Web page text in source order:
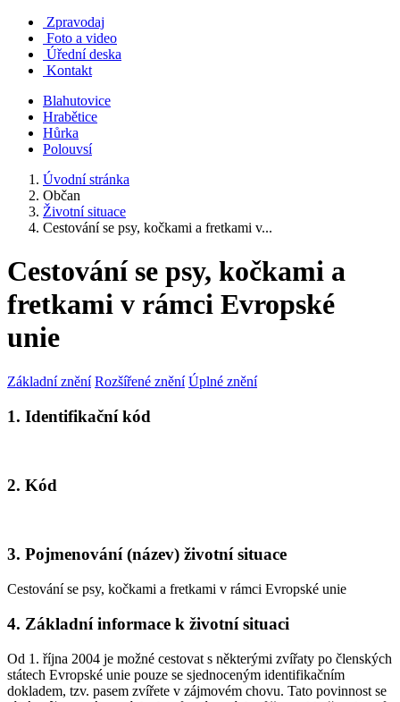
Zpravodaj
Foto a video
Úřední deska
Kontakt
Blahutovice
Hrabětice
Hůrka
Polouvsí
Úvodní stránka
Občan
Životní situace
Cestování se psy, kočkami a fretkami v...
Cestování se psy, kočkami a
fretkami v rámci Evropské
unie
Základní znění Rozšířené znění Úplné znění
1. Identifikační kód
2. Kód
3. Pojmenování (název) životní situace
Cestování se psy, kočkami a fretkami v rámci Evropské unie
4. Základní informace k životní situaci
Od 1. října 2004 je možné cestovat s některými zvířaty po členských
státech Evropské unie pouze se sjednoceným identifikačním
dokladem, tzv. pasem zvířete v zájmovém chovu. Tato povinnost se